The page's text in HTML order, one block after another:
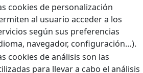
cookies de personalización
al usuario acceder a los
según sus preferencias
navegador, configuración…).
cookies de análisis son las
para llevar a cabo el análisis